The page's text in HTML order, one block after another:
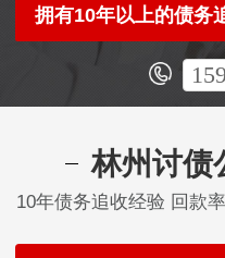
拥有10年以上的债务
林州讨债
10年债务追收经验 回款